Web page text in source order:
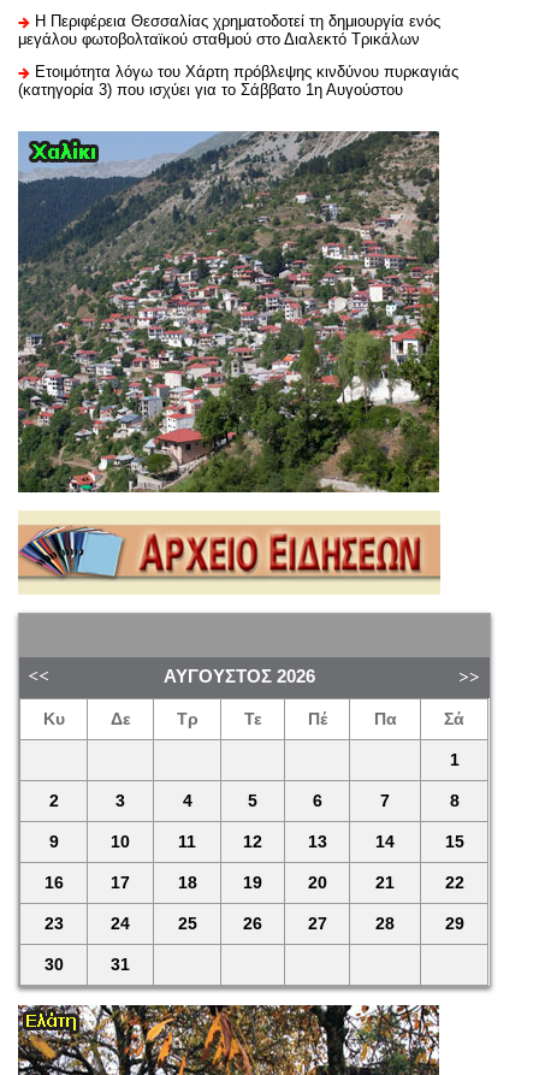
H Περιφέρεια Θεσσαλίας χρηματοδοτεί τη δημιουργία ενός
μεγάλου φωτοβολταϊκού σταθμού στο Διαλεκτό Τρικάλων
Ετοιμότητα λόγω του Χάρτη πρόβλεψης κινδύνου πυρκαγιάς
(κατηγορία 3) που ισχύει για το Σάββατο 1η Αυγούστου
ΑΎΓΟΥΣΤΟΣ 2026
Κυ Δε Τρ Τε Πέ Πα Σά
1
2 3 4 5 6 7 8
9 10 11 12 13 14 15
16 17 18 19 20 21 22
23 24 25 26 27 28 29
30 31